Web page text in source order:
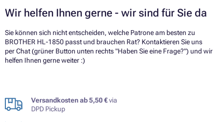
Wir helfen Ihnen gerne - wir sind für Sie da
Sie können sich nicht entscheiden, welche Patrone am besten zu
BROTHER HL-1850 passt und brauchen Rat? Kontaktieren Sie uns
per Chat (grüner Button unten rechts "Haben Sie eine Frage?") und wir
helfen Ihnen gerne weiter :)
Versandkosten ab 5,50 €via
DPD Pickup